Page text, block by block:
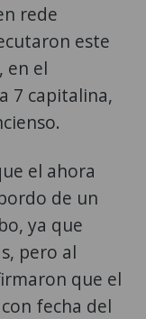
rede
este
en el
7 capitalina,
el ahora
de un
ya que
pero al
que el
fecha del